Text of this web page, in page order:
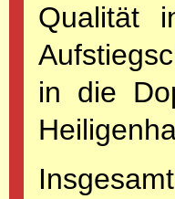
Qualität
in die